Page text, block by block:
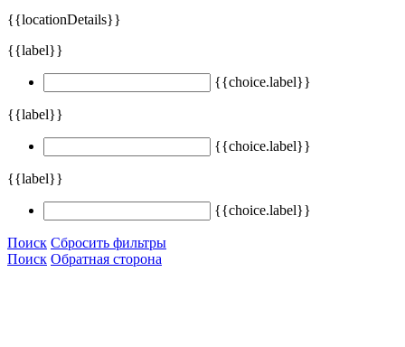
{{locationDetails}}
{{label}}
{{choice.label}}
{{label}}
{{choice.label}}
{{label}}
{{choice.label}}
Поиск Сбросить фильтры
Поиск Обратная сторона